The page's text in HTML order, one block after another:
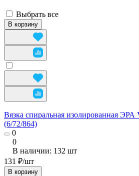
Выбрать все
В корзину
Вязка спиральная изолированная
(6/72/864)
0
0
В наличии: 132 шт
131 ₽/шт
В корзину